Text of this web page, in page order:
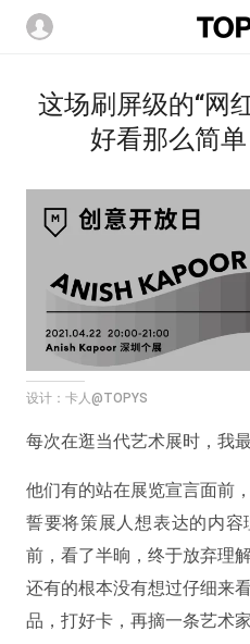
这场刷屏级的“网
好看那么简
设计：卡人@TOPYS
每次在逛当代艺术展时，我
他们有的站在展览宣言面前
誓要将策展人想表达的内
前，看了半晌，终于放弃理
还有的根本没有想过仔细来
品，打好卡，再摘一条艺术